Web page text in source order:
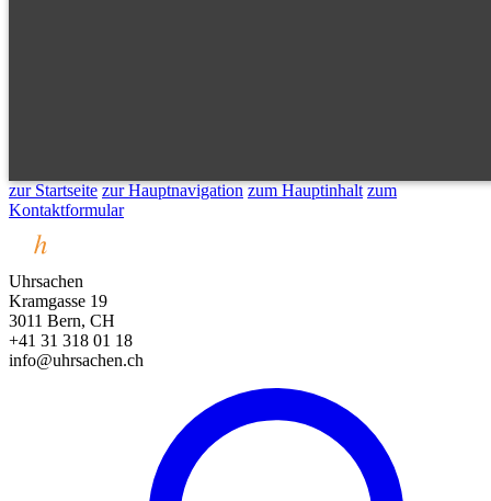
zur Startseite zur Hauptnavigation zum Hauptinhalt zum
Kontaktformular
Uhrsachen
Kramgasse 19
3011 Bern, CH
+41 31 318 01 18
info@uhrsachen.ch